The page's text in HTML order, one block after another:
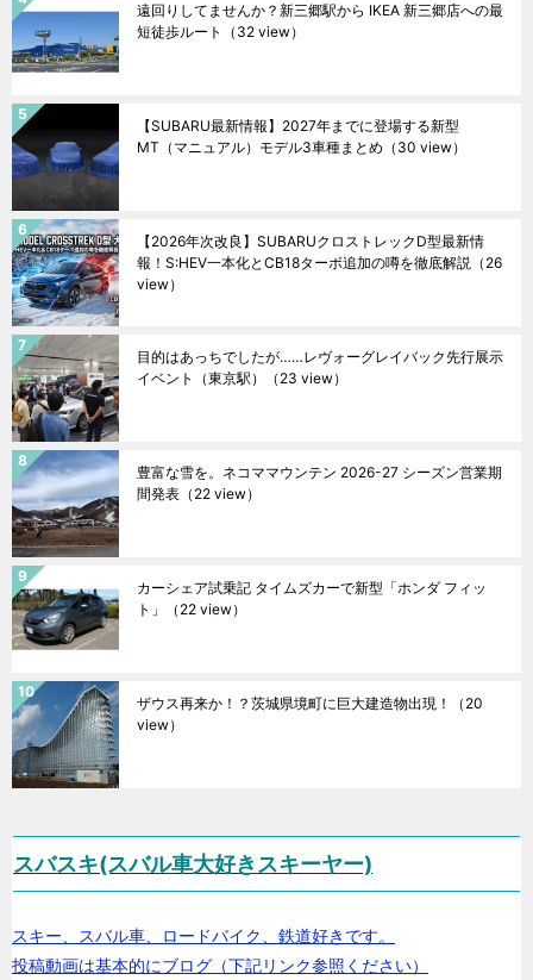
遠回りしてませんか？新三郷駅から IKEA 新三郷店への最
短徒歩ルート
（32 view）
【SUBARU最新情報】2027年までに登場する新型
MT（マニュアル）モデル3車種まとめ （30 view）
【2026年次改良】SUBARUクロストレックD型最新情
報！S:HEV一本化とCB18ターボ追加の噂を徹底解説 （26
view）
目的はあっちでしたが……レヴォーグレイバック先行展示
イベント（東京駅）
（23 view）
豊富な雪を。ネコママウンテン 2026-27 シーズン営業期
間発表 （22 view）
カーシェア試乗記 タイムズカーで新型「ホンダ フィッ
ト」
（22 view）
ザウス再来か！？茨城県境町に巨大建造物出現！
（20
view）
スバスキ(スバル車大好きスキーヤー)
スキー、スバル車、ロードバイク、鉄道好きです。
投稿動画は基本的にブログ（下記リンク参照ください）